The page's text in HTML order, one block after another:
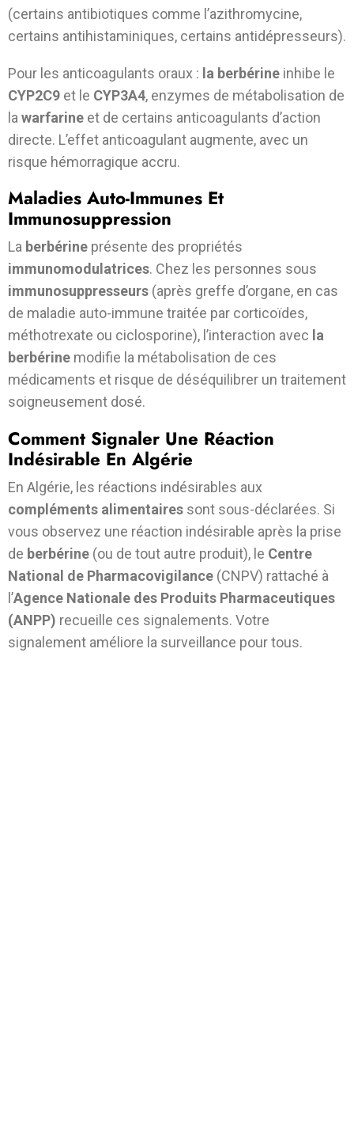
(certains antibiotiques comme l’azithromycine,
certains antihistaminiques, certains antidépresseurs).
Pour les anticoagulants oraux : la berbérine inhibe le
CYP2C9 et le CYP3A4, enzymes de métabolisation de
la warfarine et de certains anticoagulants d’action
directe. L’effet anticoagulant augmente, avec un
risque hémorragique accru.
Maladies Auto-Immunes Et
Immunosuppression
La berbérine présente des propriétés
immunomodulatrices. Chez les personnes sous
immunosuppresseurs (après greffe d’organe, en cas
de maladie auto-immune traitée par corticoïdes,
méthotrexate ou ciclosporine), l’interaction avec la
berbérine modifie la métabolisation de ces
médicaments et risque de déséquilibrer un traitement
soigneusement dosé.
Comment Signaler Une Réaction
Indésirable En Algérie
En Algérie, les réactions indésirables aux
compléments alimentaires sont sous-déclarées. Si
vous observez une réaction indésirable après la prise
de berbérine (ou de tout autre produit), le Centre
National de Pharmacovigilance (CNPV) rattaché à
l’Agence Nationale des Produits Pharmaceutiques
(ANPP) recueille ces signalements. Votre
signalement améliore la surveillance pour tous.